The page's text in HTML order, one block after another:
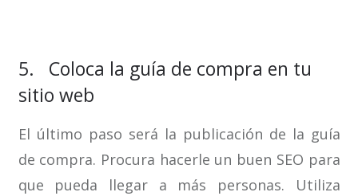
5. Coloca la guía de compra en tu
sitio web
El último paso será la publicación de la guía
de compra. Procura hacerle un buen SEO para
que pueda llegar a más personas. Utiliza